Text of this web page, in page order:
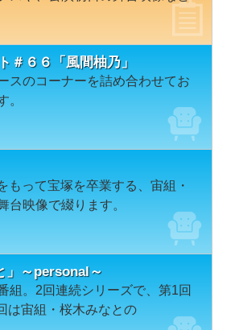
６６「風間柚乃」
スのコーナーを詰め合わせてお
。
って宝塚を卒業する、宙組・
台映像で綴ります。
」～personal～
組。2回連続シリーズで、第1回
は宙組・桜木みなとの